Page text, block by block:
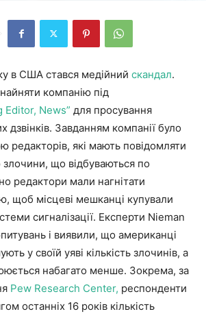
в США стався медійний скандал.
компанію під
Editor, News” для просування
дзвінків. Завданням компанії було
редакторів, які мають повідомляти
злочини, що відбуваються по
редактори мали нагнітати
щоб місцеві мешканці купували
сигналізації. Експерти Nieman
і виявили, що американці
у своїй уяві кількість злочинів, а
набагато менше. Зокрема, за
Pew Research Center, респонденти
останніх 16 років кількість